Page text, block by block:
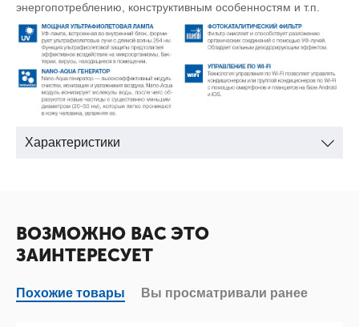
энергопотреблению, конструктивным особенностям и т.п.
Характеристики
ВОЗМОЖНО ВАС ЭТО
ЗАИНТЕРЕСУЕТ
Похожие товары Вы просматривали ранее